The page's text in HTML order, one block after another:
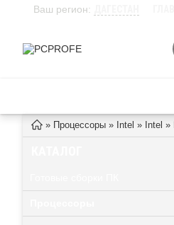
Ваш регион:
» Процессоры » Intel » Intel »